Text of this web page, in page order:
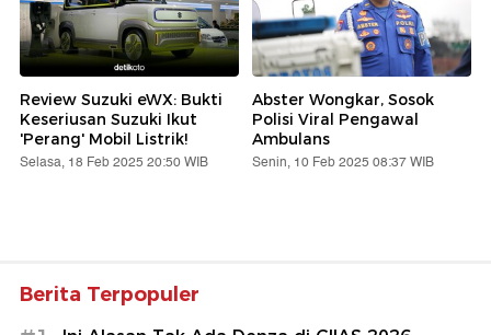
Review Suzuki eWX: Bukti
Keseriusan Suzuki Ikut
'Perang' Mobil Listrik!
Selasa, 18 Feb 2025 20:50 WIB
Abster Wongkar, Sosok
Polisi Viral Pengawal
Ambulans
Senin, 10 Feb 2025 08:37 WIB
Berita Terpopuler